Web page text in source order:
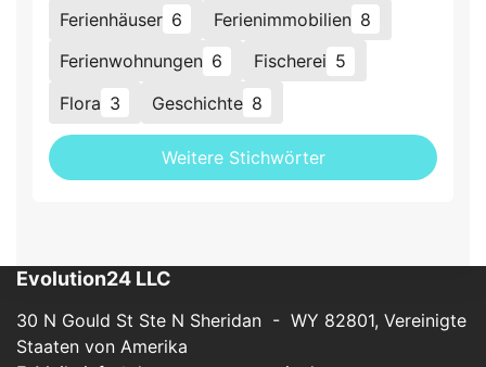
Ferienhäuser 6 Ferienimmobilien 8
Ferienwohnungen 6 Fischerei 5
Flora 3 Geschichte 8
Weitere Stichwörter
Evolution24 LLC
30 N Gould St Ste N Sheridan - WY 82801, Vereinigte
Staaten von Amerika